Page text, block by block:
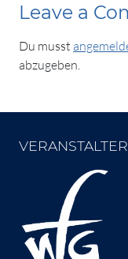
Leave a
Du musst
abzugeben.
VERANSTALTER